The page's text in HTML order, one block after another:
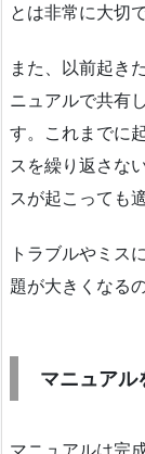
とは非常に大切で
また、以前起き
ニュアルで共有
す。これまでに
スを繰り返さな
スが起こっても
トラブルやミス
題が大きくなる
マニュアル
マニュアルは完